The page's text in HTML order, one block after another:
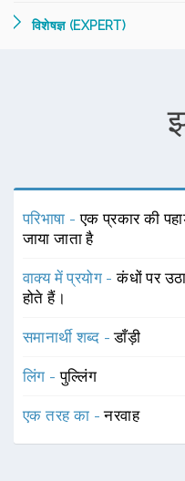
विशेषज्ञ (EXPERT)
परिभाषा -एक प्रकार की
जाया जाता है
वाक्य में प्रयोग -कंधों पर
होते हैं।
समानार्थी शब्द -डाँड़ी
लिंग -पुल्लिंग
एक तरह का -नरवाह